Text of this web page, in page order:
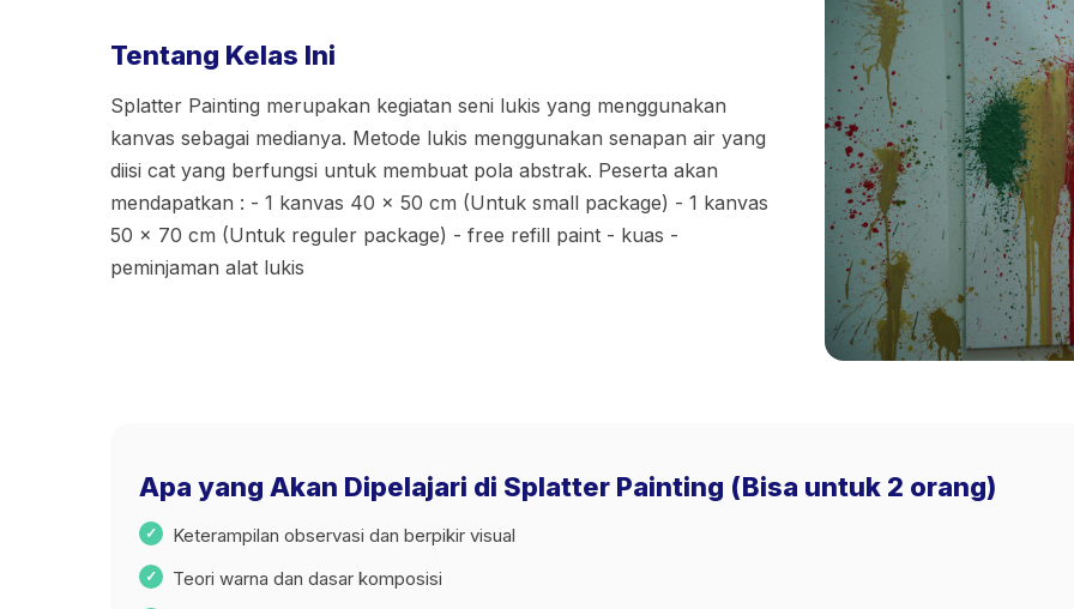
Tentang Kelas Ini
Splatter Painting merupakan kegiatan seni lukis yang menggunakan
kanvas sebagai medianya. Metode lukis menggunakan senapan air yang
diisi cat yang berfungsi untuk membuat pola abstrak. Peserta akan
mendapatkan : - 1 kanvas 40 x 50 cm (Untuk small package) - 1 kanvas
50 x 70 cm (Untuk reguler package) - free refill paint - kuas -
peminjaman alat lukis
Apa yang Akan Dipelajari di Splatter Painting (Bisa untuk 2 orang)
Keterampilan observasi dan berpikir visual
Teori warna dan dasar komposisi